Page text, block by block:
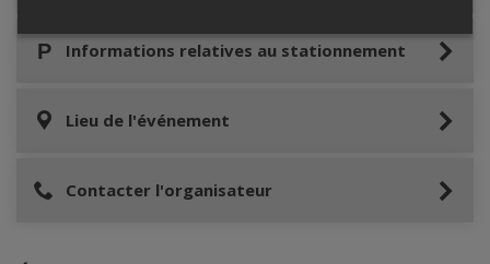
Informations relatives au stationnement
Lieu de l'événement
Contacter l'organisateur